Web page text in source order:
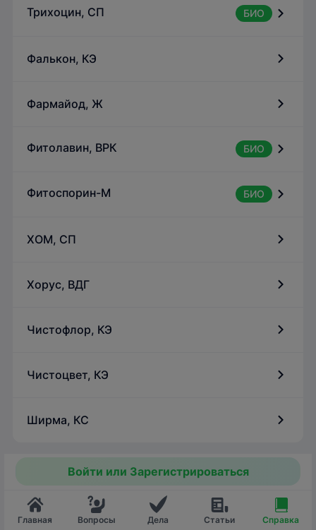
Трихоцин, СП БИО
Фалькон, КЭ
Фармайод, Ж
Фитолавин, ВРК БИО
Фитоспорин-М БИО
ХОМ, СП
Хорус, ВДГ
Чистофлор, КЭ
Чистоцвет, КЭ
Ширма, КС
Войти или Зарегистрироваться
Главная Вопросы Дела Статьи Справка